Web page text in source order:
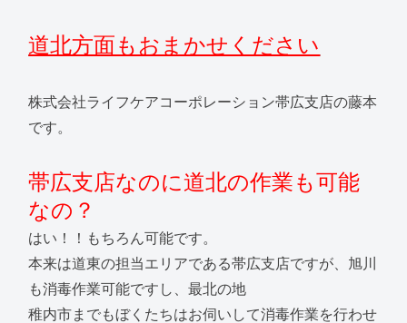
道北方面もおまかせください
株式会社ライフケアコーポレーション帯広支店の藤本
です。
帯広支店なのに道北の作業も可能
なの？
はい！！もちろん可能です。
本来は道東の担当エリアである帯広支店ですが、旭川
も消毒作業可能ですし、最北の地
稚内市までもぼくたちはお伺いして消毒作業を行わせ